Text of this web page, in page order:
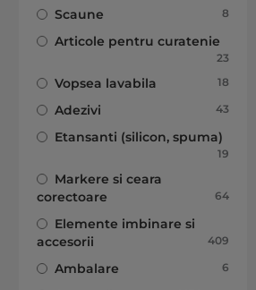
Scaune 8
articole
Articole pentru curatenie
23
articole
Vopsea lavabila 18
articole
Adezivi 43
articole
Etansanti (silicon, spuma)
19
articole
Markere si ceara
corectoare
64
articole
Elemente imbinare si
accesorii
409
articole
Ambalare 6
articole